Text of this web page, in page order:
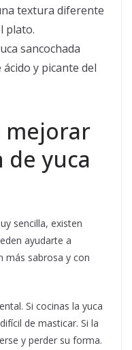
textura diferente
plato.
sancochada
y picante del
mejorar
de yuca
sencilla, existen
ayudarte a
más sabrosa y con
Si cocinas la yuca
de masticar. Si la
y perder su forma.